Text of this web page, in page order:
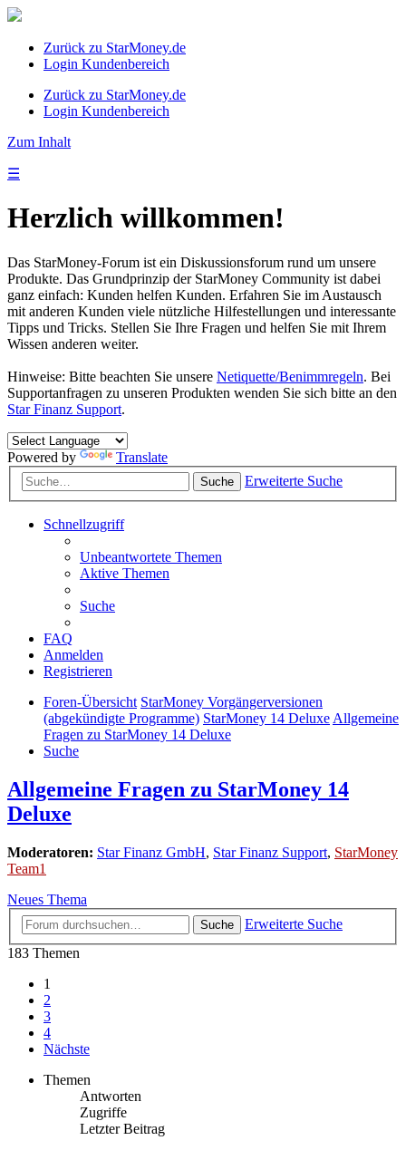
Zurück zu StarMoney.de
Login Kundenbereich
Zurück zu StarMoney.de
Login Kundenbereich
Zum Inhalt
☰
Herzlich willkommen!
Das StarMoney-Forum ist ein Diskussionsforum rund um unsere
Produkte. Das Grundprinzip der StarMoney Community ist dabei
ganz einfach: Kunden helfen Kunden. Erfahren Sie im Austausch
mit anderen Kunden viele nützliche Hilfestellungen und interessante
Tipps und Tricks. Stellen Sie Ihre Fragen und helfen Sie mit Ihrem
Wissen anderen weiter.
Hinweise: Bitte beachten Sie unsere Netiquette/Benimmregeln. Bei
Supportanfragen zu unseren Produkten wenden Sie sich bitte an den
Star Finanz Support.
Powered by Translate
Suche Erweiterte Suche
Schnellzugriff
Unbeantwortete Themen
Aktive Themen
Suche
FAQ
Anmelden
Registrieren
Foren-Übersicht StarMoney Vorgängerversionen
(abgekündigte Programme) StarMoney 14 DeluxeAllgemeine
Fragen zu StarMoney 14 Deluxe
Suche
Allgemeine Fragen zu StarMoney 14
Deluxe
Moderatoren: Star Finanz GmbH, Star Finanz Support, StarMoney
Team1
Neues Thema
Suche
Erweiterte Suche
183 Themen
1
2
3
4
Nächste
Themen
Antworten
Zugriffe
Letzter Beitrag